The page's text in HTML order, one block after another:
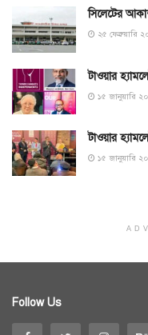
সিলেটের
২৫ ফেব্রুয়ারি
টাওয়ার
১৫ জানুয়ারি
টাওয়ার
১৫ জানুয়ারি
Follow Us